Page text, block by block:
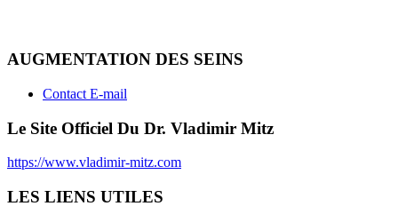
AUGMENTATION DES SEINS
Contact E-mail
Le Site Officiel Du Dr. Vladimir Mitz
https://www.vladimir-mitz.com
LES LIENS UTILES